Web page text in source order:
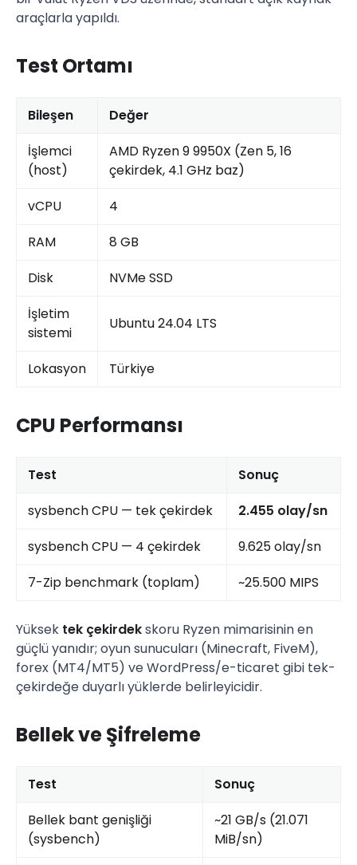
araçlarla yapıldı.
Test Ortamı
Bileşen
Değer
İşlemci
(host)
AMD Ryzen 9 9950X (Zen 5, 16
çekirdek, 4.1 GHz baz)
vCPU
4
RAM
8 GB
Disk
NVMe SSD
İşletim
sistemi
Ubuntu 24.04 LTS
Lokasyon Türkiye
CPU Performansı
Test
Sonuç
sysbench CPU — tek çekirdek
2.455 olay/sn
sysbench CPU — 4 çekirdek
9.625 olay/sn
7-Zip benchmark (toplam)
~25.500 MIPS
Yüksek tek çekirdekskoru Ryzen mimarisinin en
güçlü yanıdır; oyun sunucuları (Minecraft, FiveM),
forex (MT4/MT5) ve WordPress/e-ticaret gibi tek-
çekirdeğe duyarlı yüklerde belirleyicidir.
Bellek ve Şifreleme
Test
Sonuç
Bellek bant genişliği
(sysbench)
~21 GB/s (21.071
MiB/sn)